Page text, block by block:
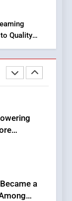
Quality
News and
a
to